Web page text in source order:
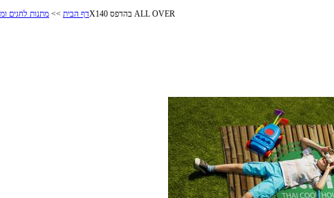
דף הבית >> מתנות לחגים >> שמיכת פיקניק 140X140 בהדפס ALL OVER